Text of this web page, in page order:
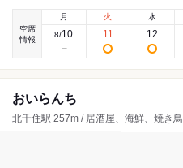
空席
情報
月
8/10
火
11
水
12
おいらんち
北千住駅 257m / 居酒屋、海鮮、焼き鳥